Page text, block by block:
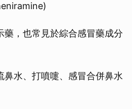
藥，也常見於綜合感冒藥成分
鼻水、打噴嚏、感冒合併鼻水